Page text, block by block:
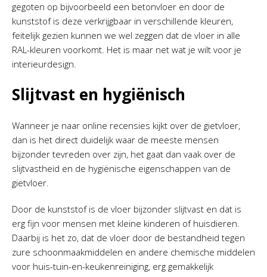
gegoten op bijvoorbeeld een betonvloer en door de
kunststof is deze verkrijgbaar in verschillende kleuren,
feitelijk gezien kunnen we wel zeggen dat de vloer in alle
RAL-kleuren voorkomt. Het is maar net wat je wilt voor je
interieurdesign.
Slijtvast en hygiënisch
Wanneer je naar online recensies kijkt over de gietvloer,
dan is het direct duidelijk waar de meeste mensen
bijzonder tevreden over zijn, het gaat dan vaak over de
slijtvastheid en de hygiënische eigenschappen van de
gietvloer.
Door de kunststof is de vloer bijzonder slijtvast en dat is
erg fijn voor mensen met kleine kinderen of huisdieren.
Daarbij is het zo, dat de vloer door de bestandheid tegen
zure schoonmaakmiddelen en andere chemische middelen
voor huis-tuin-en-keukenreiniging, erg gemakkelijk